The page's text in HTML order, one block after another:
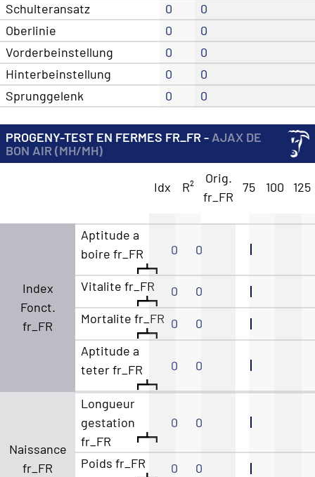
Schulteransatz
0
0
Oberlinie
0
0
Vorderbeinstellung
0
0
Hinterbeinstellung
0
0
Sprunggelenk
0 0
PROGENY-TEST EN FERMES FR_FR - AJAX DE
BON AIR (MH/MH)
Idx R²
Orig.
fr_FR
75 100 125
Index
Fonct.
fr_FR
Aptitude a
boire fr_FR
0 0
Vitalite fr_FR 0
0
Mortalite fr_FR 0
0
Aptitude a
teter fr_FR
0 0
Naissance
fr_FR
Longueur
gestation
fr_FR
0 0
Poids fr_FR 0
0